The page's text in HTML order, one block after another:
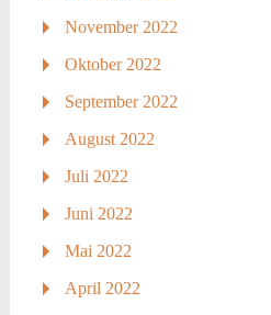
November 2022
Oktober 2022
September 2022
August 2022
Juli 2022
Juni 2022
Mai 2022
April 2022